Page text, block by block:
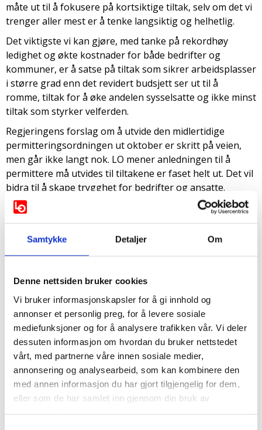
Samtykke Detaljer Om
Denne nettsiden bruker cookies
Vi bruker informasjonskapsler for å gi innhold og
annonser et personlig preg, for å levere sosiale
mediefunksjoner og for å analysere trafikken vår. Vi deler
dessuten informasjon om hvordan du bruker nettstedet
vårt, med partnerne våre innen sosiale medier,
annonsering og analysearbeid, som kan kombinere den
med annen informasjon du har gjort tilgjengelig for dem,
eller som de har samlet inn gjennom din bruk av
måte ut til å fokusere på kortsiktige tiltak, selv om det vi
trenger aller mest er å tenke langsiktig og helhetlig.
Det viktigste vi kan gjøre, med tanke på rekordhøy
ledighet og økte kostnader for både bedrifter og
kommuner, er å satse på tiltak som sikrer arbeidsplasser
i større grad enn det revidert budsjett ser ut til å
romme, tiltak for å øke andelen sysselsatte og ikke minst
tiltak som styrker velferden.
Regjeringens forslag om å utvide den midlertidige
permitteringsordningen ut oktober er skritt på veien,
men går ikke langt nok. LO mener anledningen til å
permittere må utvides til tiltakene er faset helt ut. Det vil
bidra til å skape trygghet for bedrifter og ansatte.
Permitteringsperioden må utvides til 52 uker, og de
midlertidige permitteringsreglene bør minst utvides til 1.
privat sektor, og at offentlig sektor må holde aktiviteten
For å unngå avvikling av kommunale tjenester som ikke
er lovpålagt, eller at tjenester legges på et
minimumsnivå, må kommunene tilgodeses med mer
penger enn revidert nasjonalbudsjett legger opp til. Hvis
ikke vil det fort gå på bekostning av viktige tjenester til
barn, unge, mennesker med funksjonsnedsettelse, og
mange eldre og syke. På landsbasis får kommunene 20